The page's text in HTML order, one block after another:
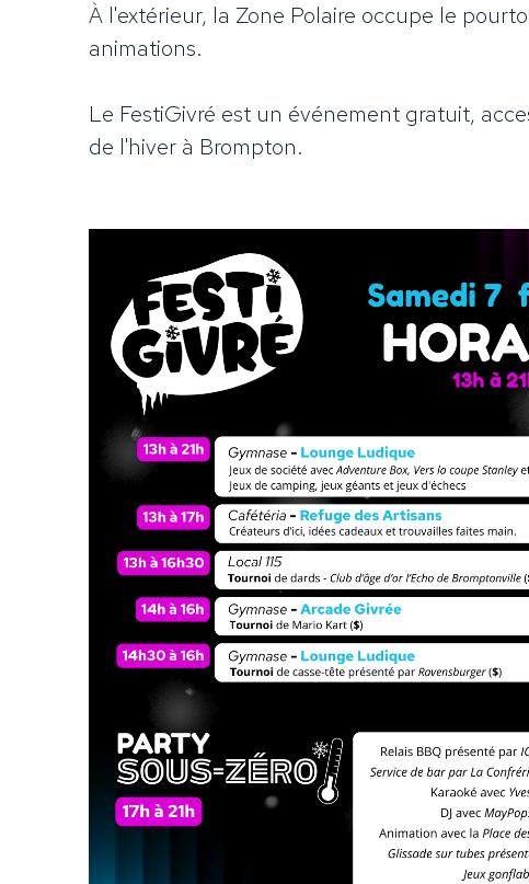
À l'extérieur, la Zone Polaire occupe le
animations.
Le FestiGivré est un événement gratuit,
de l'hiver à Brompton.